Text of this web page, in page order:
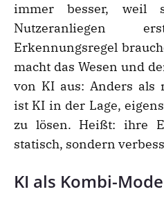
immer besser, weil
Nutzeranliegen
Erkennungsregel
macht das Wesen und
von KI aus: Anders als
ist KI in der Lage,
zu lösen. Heißt: ihre
statisch, sondern
KI als Kombi-